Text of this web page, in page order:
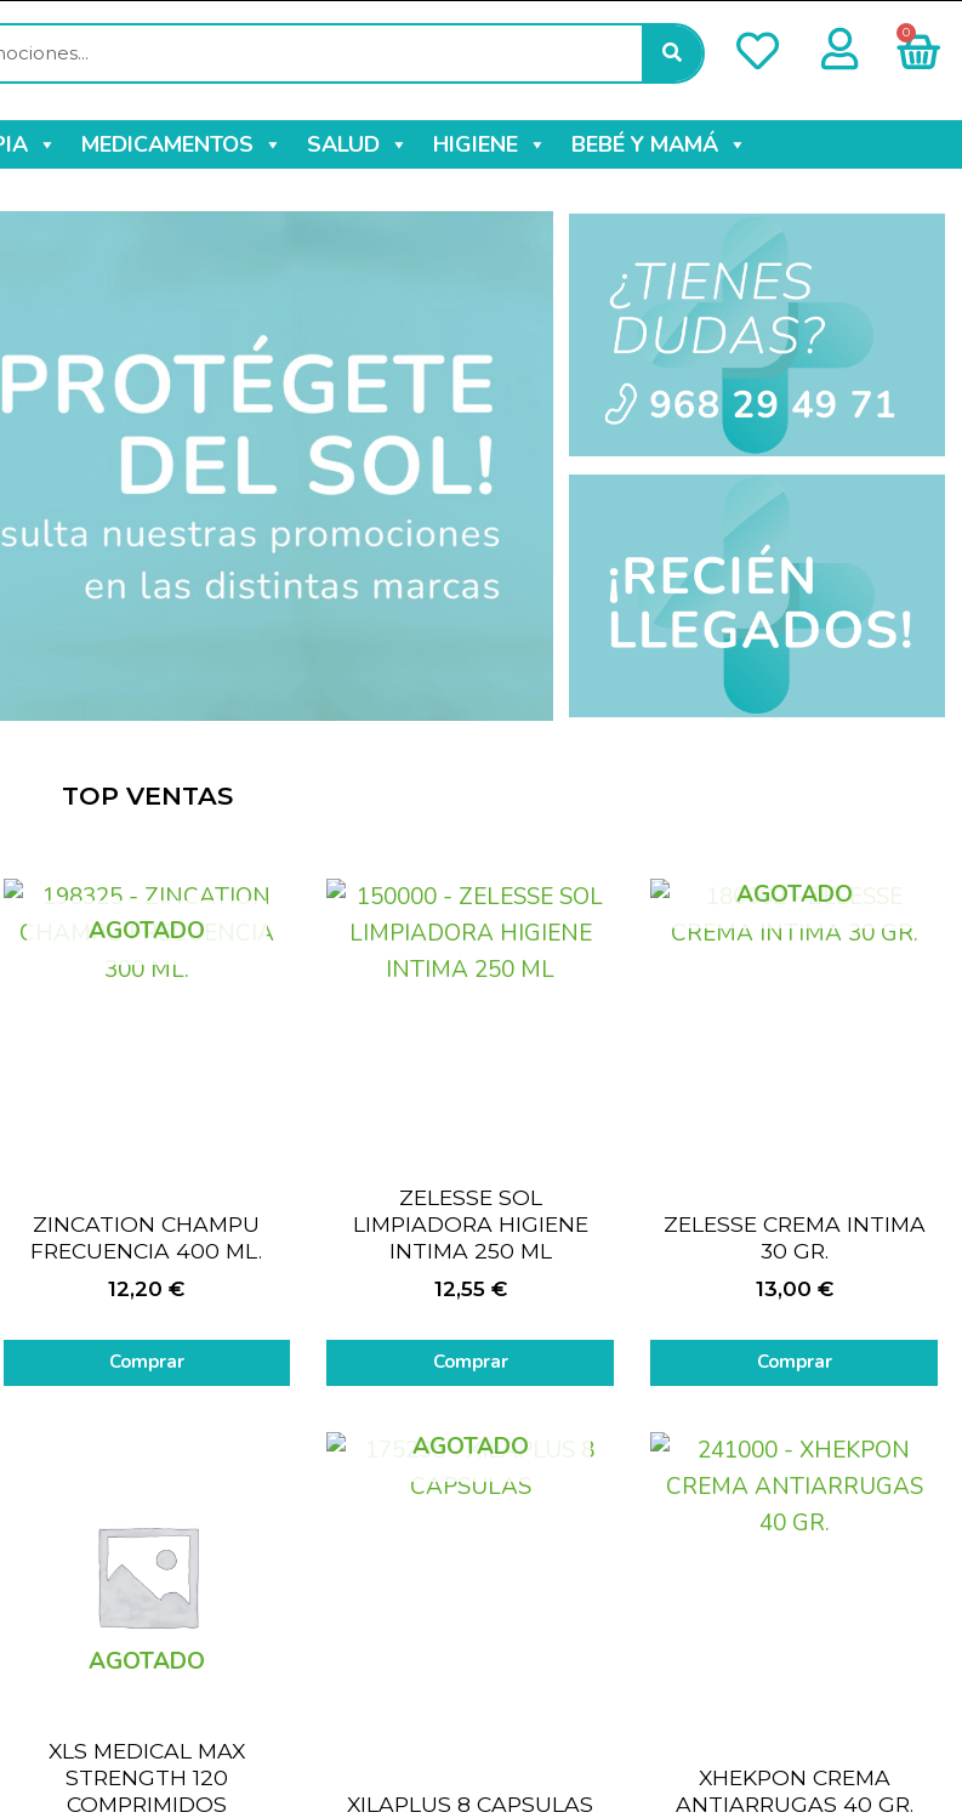
0
MEDICAMENTOS SALUD HIGIENE BEBÉ Y MAMÁ
TOP VENTAS
AGOTADO
ZINCATION CHAMPU
FRECUENCIA 400 ML.
12,20€
Comprar
ZELESSE SOL
LIMPIADORA HIGIENE
INTIMA 250 ML
12,55 €
Comprar
AGOTADO
ZELESSE CREMA INTIMA
30 GR.
13,00 €
Comprar
AGOTADO
XLS MEDICAL MAX
STRENGTH 120
COMPRIMIDOS
AGOTADO
XILAPLUS 8 CAPSULAS
XHEKPON CREMA
ANTIARRUGAS 40 GR.